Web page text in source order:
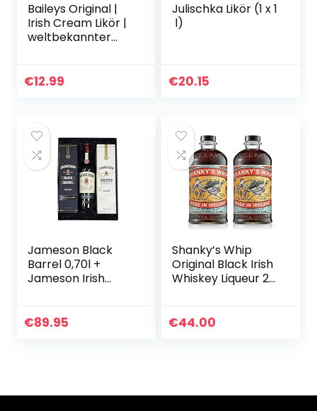
Baileys Original |
Irish Cream Likör |
weltbekannter
beliebte Klassiker
€12.99
Julischka Likör (1 x 1
l)
€20.15
Jameson Black
Barrel 0,70l +
Jameson Irish
0,70l in Präsentbox
€89.95
Shanky’s Whip
Original Black Irish
Whiskey Liqueur 2x
einer ordentlichen
€44.00